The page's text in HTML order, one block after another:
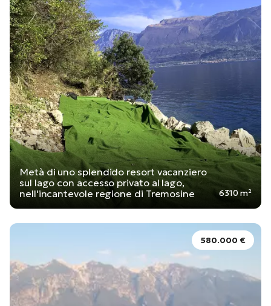
Metà di uno splendido resort vacanziero
sul lago con accesso privato al lago,
nell'incantevole regione di Tremosine
6310 m²
580.000 €